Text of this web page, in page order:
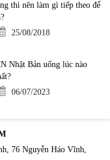
thì nên làm gì tiếp theo để
25/08/2018
Nhật Bản uống lúc nào
06/07/2023
76 Nguyễn Háo Vĩnh,